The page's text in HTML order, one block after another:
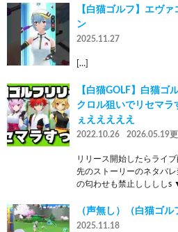
【白猫ゴルフ】エヴ
ン
2025.11.27
[…]
【白猫GOLF】白猫ゴ
クロル狙いでリセマ
ぇえええええ
2022.10.26 2026.05.19
リリース開始したらライ
先のストーリーのネタバ
の匂わせも禁止ししししs
（声無し）（白猫ゴ
2025.11.18